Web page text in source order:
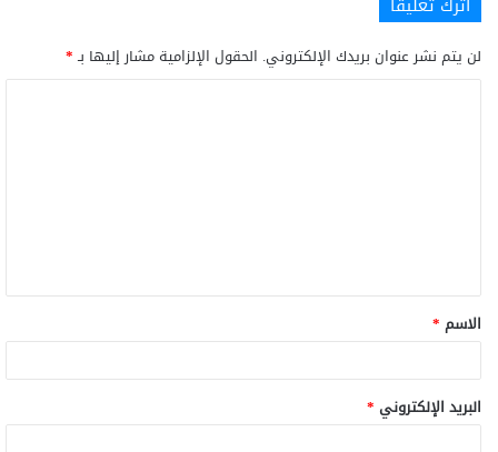
لن يتم نشر عنوان بريدك الإلكتروني. الحقول الإلزامية مشار إليها بـ*
الاسم *
البريد الإلكتروني *